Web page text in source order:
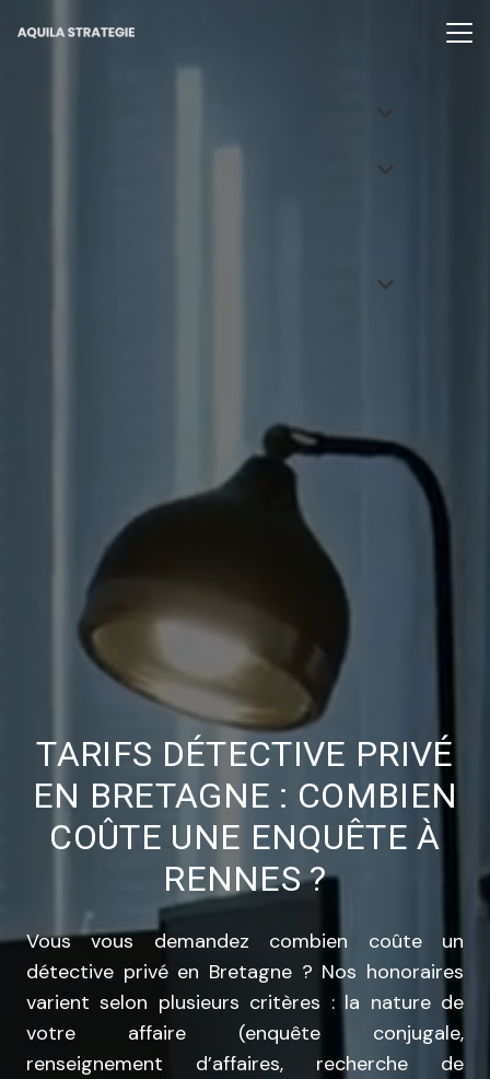
TARIFS DÉTECTIVE PRIVÉ
EN BRETAGNE : COMBIEN
COÛTE UNE ENQUÊTE À
RENNES ?
Vous vous demandez combien coûte un
détective privé en Bretagne ? Nos honoraires
varient selon plusieurs critères : la nature de
votre affaire (enquête conjugale,
renseignement d’affaires, recherche de